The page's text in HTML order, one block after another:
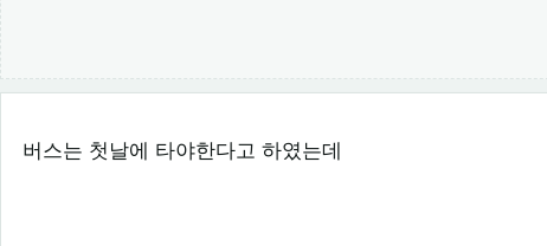
버스는 첫날에 타야한다고 하였는데